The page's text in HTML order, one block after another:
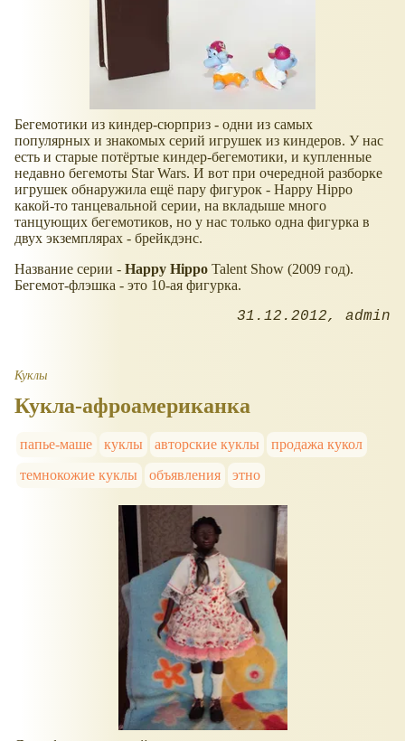
Бегемотики из киндер-сюрприз - одни из самых
популярных и знакомых серий игрушек из киндеров. У нас
есть и старые потёртые киндер-бегемотики, и купленные
недавно бегемоты Star Wars. И вот при очередной разборке
игрушек обнаружила ещё пару фигурок - Happy Hippo
какой-то танцевальной серии, на вкладыше много
танцующих бегемотиков, но у нас только одна фигурка в
двух экземплярах - брейкдэнс.
Название серии - Happy Hippo Talent Show (2009 год).
Бегемот-флэшка - это 10-ая фигурка.
31.12.2012 admin
Куклы
Кукла-афроамериканка
папье-маше куклы авторские куклы
продажа кукол
темнокожие куклы
объявления этно